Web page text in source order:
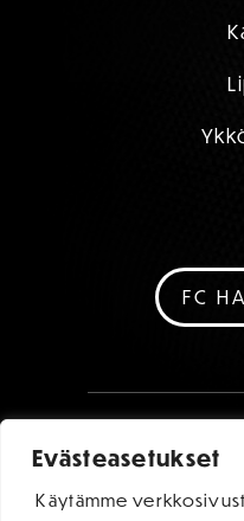
Evästeasetukset
Käytämme
FC